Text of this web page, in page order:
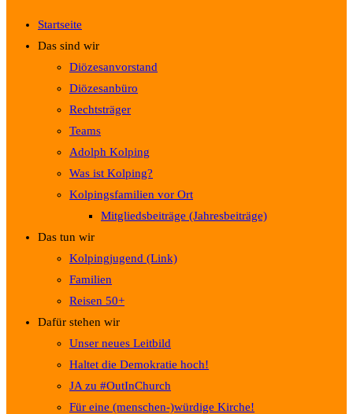
Startseite
Das sind wir
Diözesanvorstand
Diözesanbüro
Rechtsträger
Teams
Adolph Kolping
Was ist Kolping?
Kolpingsfamilien vor Ort
Mitgliedsbeiträge (Jahresbeiträge)
Das tun wir
Kolpingjugend (Link)
Familien
Reisen 50+
Dafür stehen wir
Unser neues Leitbild
Haltet die Demokratie hoch!
JA zu #OutInChurch
Für eine (menschen-)würdige Kirche!